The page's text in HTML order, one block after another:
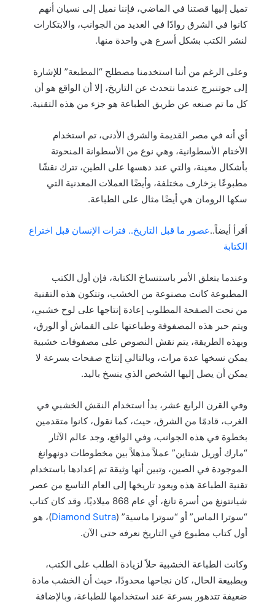
تميل إليها قصتنا في الماضي، فإننا نميل إلى نسيان أنهم
كانوا في الشرق روادًا في العديد من الجوانب، والابتكارات
لنشر الكتب بشكل أسرع هي واحدة منها.
وعلى الرغم من أننا استخدمنا مصطلح “المطبعة” للإشارة
إلى جوتنبرج عندما نتحدث عن التاريخ، إلا أن الواقع هو أن
كل ما تم صنعه عن طريق الطباعة هو جزء من هذه التقنية.
أي أنه في مصر القديمة والشرق الأدنى، تم استخدام
الأختام الأسطوانية، وهي نوع من الأسطوانة المنحوتة
بأشكال معينة، والتي عند دهسها على الطين، تترك نقشًا
مطبوعًا بزخارف مختلفة، وأيضًا العملات المعدنية التي
سكها الرومان هي أيضًا مثال على الطباعة.
أقرأ أيضاً..عصور ما قبل التاريخ.. فترات الإنسان قبل اختراع
الكتابة
وعندما يتعلق الأمر باستنساخ الكتابة، فإن أول الكتب
المطبوعة كانت مصنوعة من الخشب، وتتكون هذه التقنية
من نحت الصفحة المطلوب إعادة إنتاجها على لوح خشبي،
ويتم حبر هذه المصفوفة وطباعتها على القماش أو الورق،
وبهذه الطريقة، يتم نقش النصوص على مصفوفات خشبية
يمكن نسخها عدة مرات، وبالتالي إنتاج صفحات بسرعة لا
يمكن أن يصل إليها الشخص الذي ينسخ باليد.
وفي القرن الرابع عشر، بدأ استخدام النقش الخشبي في
الغرب، قادمًا من الشرق، حيث، كما نقول، كانوا متقدمين
بخطوة في هذه الجوانب، وفي الواقع، وجد عالم الآثار
“مارك أوريل شتاين” عملاً مذهلاً بين مخطوطات دونهوانغ
الموجودة في الصين، وتبين أنها وثيقة تم إعدادها باستخدام
تقنية الطباعة هذه ويعود تاريخها إلى العام التاسع من عصر
شيانتونغ من أسرة تانغ، أي عام 868 ميلاديًا، وقد كان كتاب
“سوترا الماس” أو “سوترا ماسية” (Diamond Sutra)، هو
أول كتاب مطبوع في التاريخ نعرفه حتى الآن.
وكانت الطباعة الخشبية حلاً لزيادة الطلب على الكتب،
وبطبيعة الحال، كان نجاحها محدودًا، حيث أن الخشب مادة
ضعيفة تتدهور بسرعة عند استخدامها للطباعة، وبالإضافة